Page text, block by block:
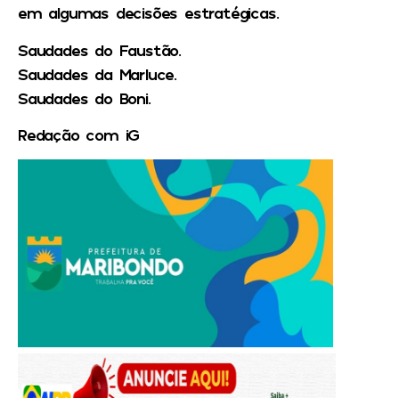
em algumas decisões estratégicas.
Saudades do Faustão.
Saudades da Marluce.
Saudades do Boni.
Redação com iG